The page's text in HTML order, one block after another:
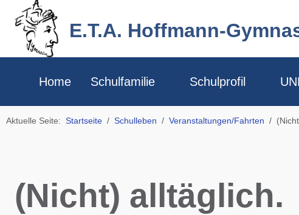
E.T.A. Hoffmann-
Home Schulfamilie Schulprofil
Aktuelle Seite: Startseite Schulleben Veranstaltungen/Fahrten
(Nicht) alltäglich.